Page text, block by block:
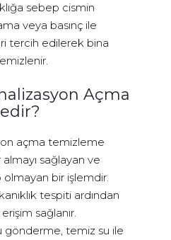
sebep cismin
veya basınç ile
tercih edilerek bina
Açma
açma temizleme
sağlayan ve
bir işlemdir.
tespiti ardından
sağlanır.
gönderme, temiz su ile